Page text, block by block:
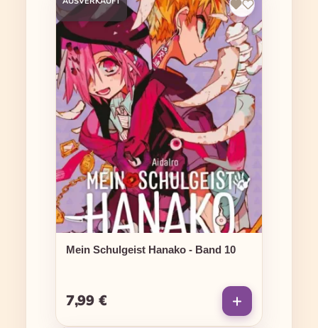
Mein Schulgeist Hanako - Band 10
Regulärer Preis:
7,99 €